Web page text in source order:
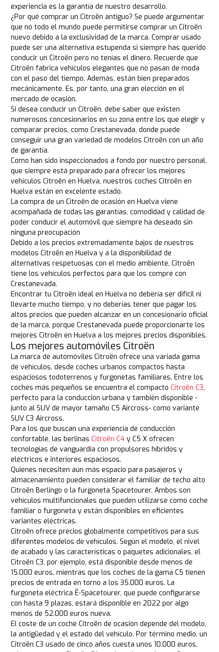
experiencia es la garantía de nuestro desarrollo.
¿Por qué comprar un Citroën antiguo? Se puede argumentar
que no todo el mundo puede permitirse comprar un Citroën
nuevo debido a la exclusividad de la marca. Comprar usado
puede ser una alternativa estupenda si siempre has querido
conducir un Citroën pero no tenías el dinero. Recuerde que
Citroën fabrica vehículos elegantes que no pasan de moda
con el paso del tiempo. Además, están bien preparados
mecánicamente. Es, por tanto, una gran elección en el
mercado de ocasión.
Si desea conducir un Citroën, debe saber que existen
numerosos concesionarios en su zona entre los que elegir y
comparar precios, como Crestanevada, donde puede
conseguir una gran variedad de modelos Citroën con un año
de garantía.
Como han sido inspeccionados a fondo por nuestro personal,
que siempre está preparado para ofrecer los mejores
vehículos Citroën en Huelva, nuestros coches Citroën en
Huelva están en excelente estado.
La compra de un Citroën de ocasión en Huelva viene
acompañada de todas las garantías, comodidad y calidad de
poder conducir el automóvil que siempre ha deseado sin
ninguna preocupación
Debido a los precios extremadamente bajos de nuestros
modelos Citroën en Huelva y a la disponibilidad de
alternativas respetuosas con el medio ambiente, Citroën
tiene los vehículos perfectos para que los compre con
Crestanevada.
Encontrar tu Citroën ideal en Huelva no debería ser difícil ni
llevarte mucho tiempo, y no deberías tener que pagar los
altos precios que pueden alcanzar en un concesionario oficial
de la marca, porque Crestanevada puede proporcionarte los
mejores Citroën en Huelva a los mejores precios disponibles.
Los mejores automóviles Citroën
La marca de automóviles Citroën ofrece una variada gama
de vehículos, desde coches urbanos compactos hasta
espaciosos todoterrenos y furgonetas familiares. Entre los
coches más pequeños se encuentra el compactoCitroën C3,
perfecto para la conducción urbana y también disponible -
junto al SUV de mayor tamaño C5 Aircross- como variante
SUV C3 Aircross.
Para los que buscan una experiencia de conducción
confortable, las berlinasCitroën C4 y C5 X ofrecen
tecnologías de vanguardia con propulsores híbridos y
eléctricos e interiores espaciosos.
Quienes necesiten aún más espacio para pasajeros y
almacenamiento pueden considerar el familiar de techo alto
Citroën Berlingo o la furgoneta Spacetourer. Ambos son
vehículos multifuncionales que pueden utilizarse como coche
familiar o furgoneta y están disponibles en eficientes
variantes eléctricas.
Citroën ofrece precios globalmente competitivos para sus
diferentes modelos de vehículos. Según el modelo, el nivel
de acabado y las características o paquetes adicionales, el
Citroën C3, por ejemplo, está disponible desde menos de
15.000 euros, mientras que los coches de la gama C5 tienen
precios de entrada en torno a los 35.000 euros. La
furgoneta eléctrica Ë-Spacetourer, que puede configurarse
con hasta 9 plazas, estará disponible en 2022 por algo
menos de 52.000 euros nueva.
El coste de un coche Citroën de ocasión depende del modelo,
la antigüedad y el estado del vehículo. Por término medio, un
Citroën C3 usado de cinco años cuesta unos 10.000 euros,